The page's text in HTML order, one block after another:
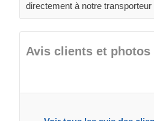
directement à notre
Avis clients et photos